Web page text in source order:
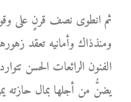
ثم انطوى نصف قرنٍ على
ومنذذاك وأمانيه تعقد
الفنون الرائعات الحسن
يضنُّ من أجلها بمال حازته